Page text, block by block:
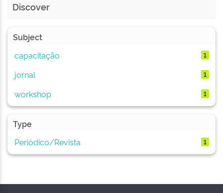
Discover
Subject
capacitação
1
jornal 1
workshop 1
Type
Periódico/Revista
1